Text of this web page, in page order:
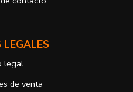
Española de protección de
con la fotocopia del DNI del
José Alcolea Navarro
22, Bajo
legal
de venta